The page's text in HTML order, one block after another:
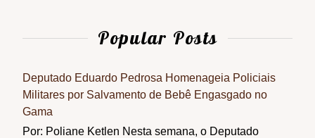
Popular Posts
Deputado Eduardo Pedrosa Homenageia Policiais
Militares por Salvamento de Bebê Engasgado no
Gama
Por: Poliane Ketlen Nesta semana, o Deputado